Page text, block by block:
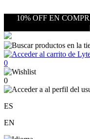
10% OFF EN
0
0
ES
EN